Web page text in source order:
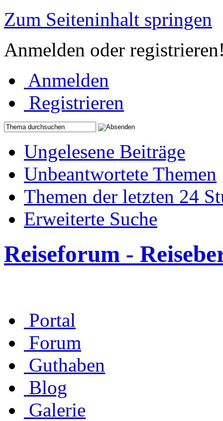
Zum Seiteninhalt springen
Anmelden oder
Anmelden
Registrieren
Ungelesene Beiträge
Unbeantwortete Themen
Themen der letzten 24
Erweiterte Suche
Reiseforum -
Portal
Forum
Guthaben
Blog
Galerie